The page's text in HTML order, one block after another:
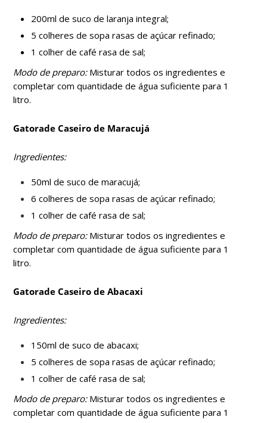
200ml de suco de laranja integral;
5 colheres de sopa rasas de açúcar refinado;
1 colher de café rasa de sal;
Modo de preparo:Misturar todos os ingredientes e
completar com quantidade de água suficiente para 1
litro.
Gatorade Caseiro de Maracujá
Ingredientes:
50ml de suco de maracujá;
6 colheres de sopa rasas de açúcar refinado;
1 colher de café rasa de sal;
Modo de preparo:Misturar todos os ingredientes e
completar com quantidade de água suficiente para 1
litro.
Gatorade Caseiro de Abacaxi
Ingredientes:
150ml de suco de abacaxi;
5 colheres de sopa rasas de açúcar refinado;
1 colher de café rasa de sal;
Modo de preparo:Misturar todos os ingredientes e
completar com quantidade de água suficiente para 1